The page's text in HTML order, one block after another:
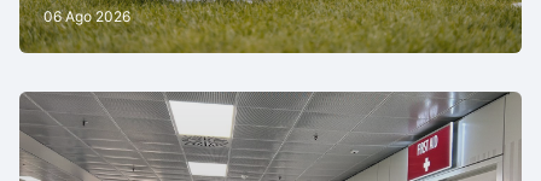
06 Ago 2026